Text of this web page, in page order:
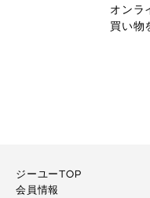
オンラ
買い物
ジーユーTOP
会員情報